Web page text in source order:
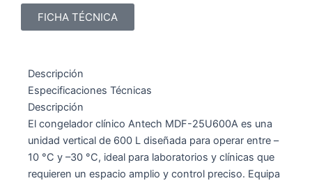
FICHA TÉCNICA
Descripción
Especificaciones Técnicas
Descripción
El congelador clínico Antech MDF-25U600A es una
unidad vertical de 600 L diseñada para operar entre –
10 °C y –30 °C, ideal para laboratorios y clínicas que
requieren un espacio amplio y control preciso. Equipa